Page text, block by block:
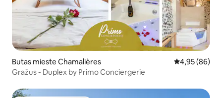
Butas mieste Chamalières Vidutinis
4,95 (86)
Gražus - Duplex by Primo Conciergerie